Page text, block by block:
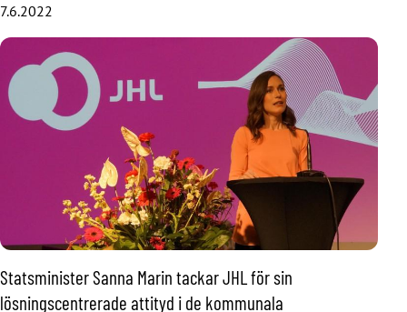
7.6.2022
Statsminister Sanna Marin tackar JHL för sin
lösningscentrerade attityd i de kommunala